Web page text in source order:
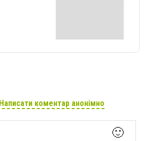
Написати коментар анонімно
🙂